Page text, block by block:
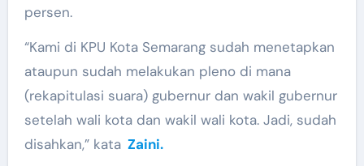
persen.
“Kami di KPU Kota Semarang sudah menetapkan
ataupun sudah melakukan pleno di mana
(rekapitulasi suara) gubernur dan wakil gubernur
setelah wali kota dan wakil wali kota. Jadi, sudah
disahkan,” kata Zaini.